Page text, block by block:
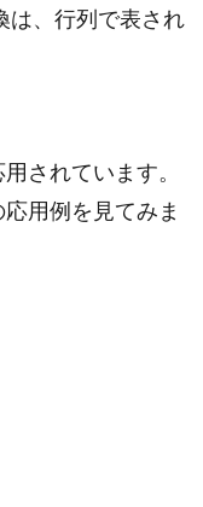
は、行列で表され
されています。
用例を見てみま